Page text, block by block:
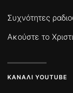
Συχνότητες
Ακούστε το
ΚΑΝΆΛΙ YOUTUBE